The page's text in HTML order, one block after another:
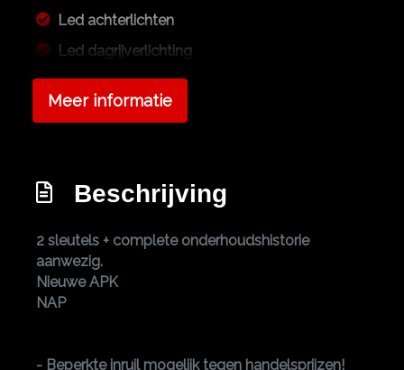
Led achterlichten
Led dagrijverlichting
Lichtmetalen velgen 16"
Lichtmetalen velgen 18"
Parkeersensor achter
Sportvelgen
Trekhaak
Meer informatie
Beschrijving
2 sleutels + complete onderhoudshistorie
aanwezig.
Nieuwe APK
NAP
- Beperkte inruil mogelijk tegen handelsprijzen!